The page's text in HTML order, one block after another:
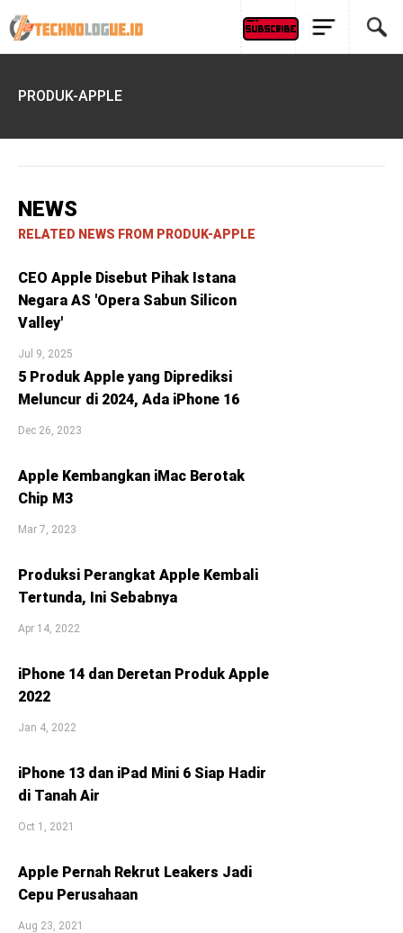
PRODUK-APPLE
NEWS
RELATED NEWS FROM PRODUK-APPLE
CEO Apple Disebut Pihak Istana
Negara AS 'Opera Sabun Silicon
Valley'
Jul 9, 2025
5 Produk Apple yang Diprediksi
Meluncur di 2024, Ada iPhone 16
Dec 26, 2023
Apple Kembangkan iMac Berotak
Chip M3
Mar 7, 2023
Produksi Perangkat Apple Kembali
Tertunda, Ini Sebabnya
Apr 14, 2022
iPhone 14 dan Deretan Produk Apple
2022
Jan 4, 2022
iPhone 13 dan iPad Mini 6 Siap Hadir
di Tanah Air
Oct 1, 2021
Apple Pernah Rekrut Leakers Jadi
Cepu Perusahaan
Aug 23, 2021